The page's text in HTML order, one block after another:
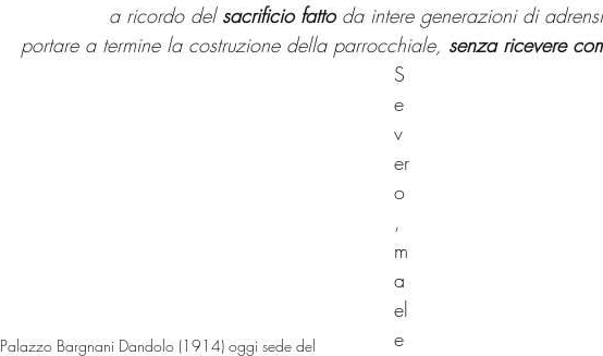
a ricordo del sacrificio fatto da intere generazioni di
portare a termine la costruzione della parrocchiale, senza ricevere
Palazzo Bargnani Dandolo (1914) oggi sede del
S
e
v
er
o
,
m
a
el
e